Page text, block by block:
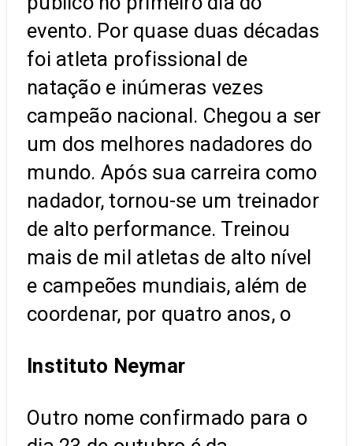
evento. Por quase duas décadas
foi atleta profissional de
natação e inúmeras vezes
campeão nacional. Chegou a ser
um dos melhores nadadores do
mundo. Após sua carreira como
nadador, tornou-se um treinador
de alto performance. Treinou
mais de mil atletas de alto nível
e campeões mundiais, além de
coordenar, por quatro anos, o
Instituto Neymar
Outro nome confirmado para o